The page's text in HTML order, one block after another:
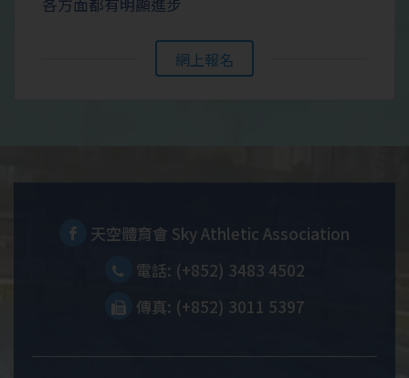
網上報名
天空體育會 Sky Athletic Association
電話: (+852) 3483 4502
傳真: (+852) 3011 5397